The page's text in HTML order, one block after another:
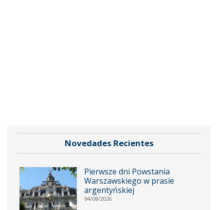
Novedades Recientes
Pierwsze dni Powstania
Warszawskiego w prasie
argentyńskiej
04/08/2026